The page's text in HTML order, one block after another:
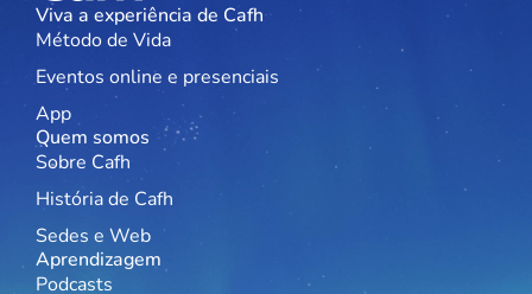
Viva a experiência de Cafh
Método de Vida
Eventos online e presenciais
App
Quem somos
Sobre Cafh
História de Cafh
Sedes e Web
Aprendizagem
Podcasts